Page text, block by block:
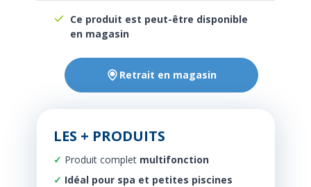
Ce produit est peut-être disponible
en magasin
Retrait en magasin
LES + PRODUITS
Produit complet multifonction
Idéal pour spa et petites piscines